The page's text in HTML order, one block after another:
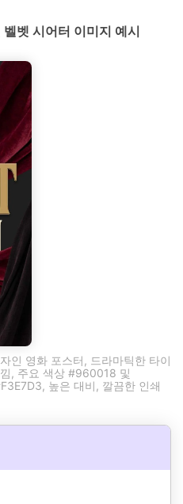
벳 시어터 이미지 예시
인 영화 포스터, 드라마틱한 타이
, 주요 색상 #960018 및
높은 대비, 깔끔한 인쇄